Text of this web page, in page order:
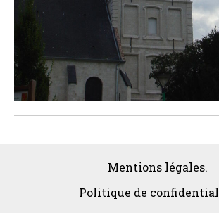
Mentions légales.
Politique de